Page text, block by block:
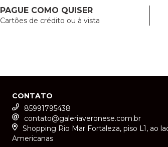
PAGUE COMO QUISER
Cartões de crédito ou à vista
CONTATO
85991795438
contato@galeriaveronese.com.br
Shopping Rio Mar Fortaleza, piso L1, ao
Americanas